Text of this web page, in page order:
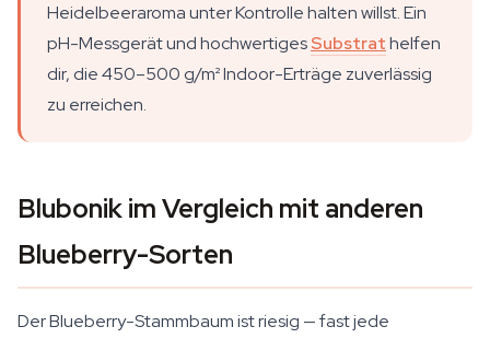
Heidelbeeraroma unter Kontrolle halten willst. Ein
pH-Messgerät und hochwertigesSubstrathelfen
dir, die 450–500 g/m² Indoor-Erträge zuverlässig
zu erreichen.
Blubonik im Vergleich mit anderen
Blueberry-Sorten
Der Blueberry-Stammbaum ist riesig — fast jede